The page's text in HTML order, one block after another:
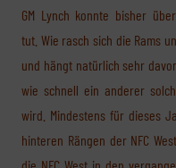
GM Lynch konnte bisher
tut. Wie rasch sich die Rams
und hängt natürlich sehr
wie schnell ein anderer
wird. Mindestens für dieses
hinteren Rängen der NFC